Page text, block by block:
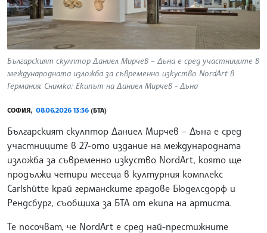
Българският скулптор Даниел Мирчев – Дъна е сред участниците в
международната изложба за съвременно изкуство NordArt в
Германия. Снимка: Екипът на Даниел Мирчев - Дъна
СОФИЯ, 08.06.2026 13:36 (БТА)
Българският скулптор Даниел Мирчев – Дъна е сред
участниците в 27-ото издание на международната
изложба за съвременно изкуство NordArt, която ще
продължи четири месеца в културния комплекс
Carlshütte край германските градове Бюделсдорф и
Рендсбург, съобщиха за БТА от екипа на артиста.
Те посочват, че NordArt е сред най-престижните